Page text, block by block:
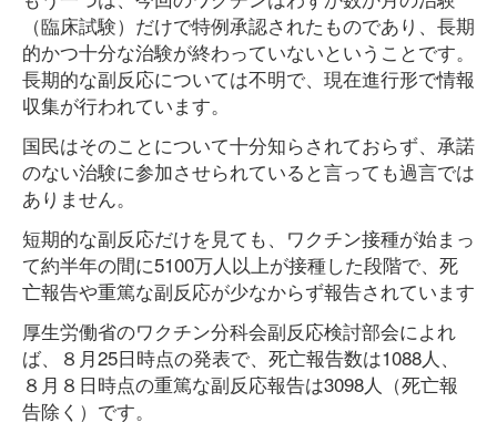
（臨床試験）だけで特例承認されたものであり、長期
的かつ十分な治験が終わっていないということです。
長期的な副反応については不明で、現在進行形で情報
収集が行われています。
国民はそのことについて十分知らされておらず、承諾
のない治験に参加させられていると言っても過言では
ありません。
短期的な副反応だけを見ても、ワクチン接種が始まっ
て約半年の間に5100万人以上が接種した段階で、死
亡報告や重篤な副反応が少なからず報告されています
厚生労働省のワクチン分科会副反応検討部会によれ
ば、８月25日時点の発表で、死亡報告数は1088人、
８月８日時点の重篤な副反応報告は3098人（死亡報
告除く）です。